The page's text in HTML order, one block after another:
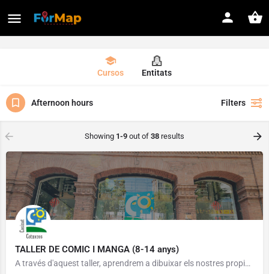
Cursos Entitats
Afternoon hours Filters
Showing 1-9 out of 38 results
TALLER DE COMIC I MANGA (8-14 anys)
A través d'aquest taller, aprendrem a dibuixar els nostres propis còmics, realitzarem diversos jocs pràctics…